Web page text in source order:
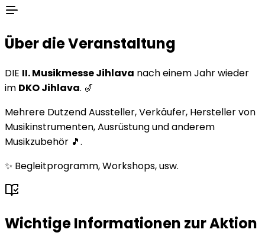
Über die Veranstaltung
DIE II. Musikmesse Jihlava nach einem Jahr wieder
im DKO Jihlava. 🎷
Mehrere Dutzend Aussteller, Verkäufer, Hersteller von
Musikinstrumenten, Ausrüstung und anderem
Musikzubehör 🎵.
✨ Begleitprogramm, Workshops, usw.
Wichtige Informationen zur Aktion